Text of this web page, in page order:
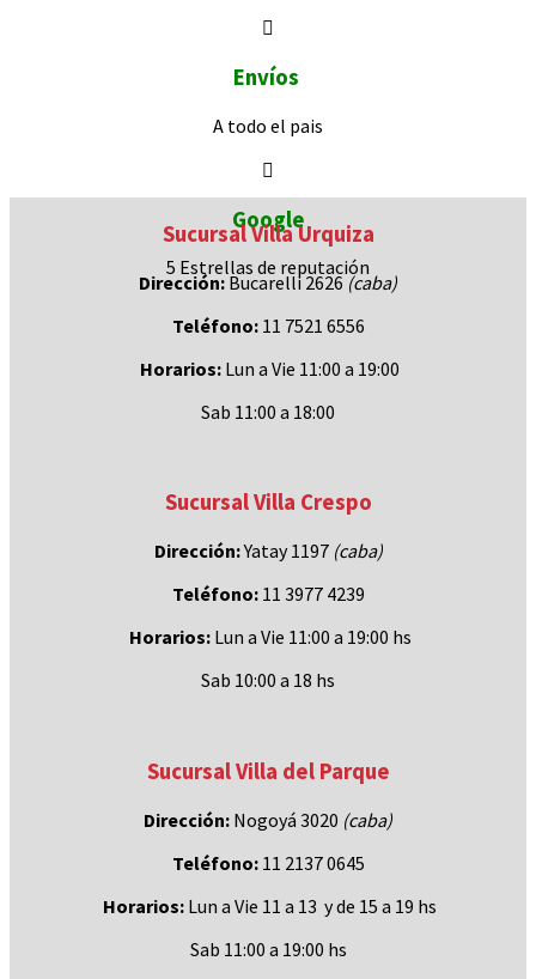
Envíos
A todo el pais
Google
5 Estrellas de reputación
Sucursal Villa Urquiza
Dirección:Bucarelli 2626(caba)
Teléfono:11 7521 6556
Horarios: Lun a Vie 11:00 a 19:00
Sab 11:00 a 18:00
Sucursal Villa Crespo
Dirección:Yatay 1197 (caba)
Teléfono:11 3977 4239
Horarios:Lun a Vie 11:00 a 19:00 hs
Sab 10:00 a 18 hs
Sucursal Villa del Parque
Dirección: Nogoyá 3020 (caba)
Teléfono:11 2137 0645
Horarios: Lun a Vie 11 a 13 y de 15 a 19 hs
Sab 11:00 a 19:00 hs